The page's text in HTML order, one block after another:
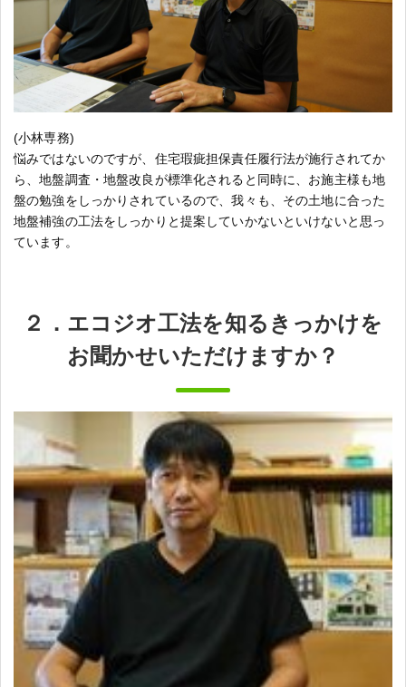
(小林専務)
悩みではないのですが、住宅瑕疵担保責任履行法が施行されてか
ら、地盤調査・地盤改良が標準化されると同時に、お施主様も地
盤の勉強をしっかりされているので、我々も、その土地に合った
地盤補強の工法をしっかりと提案していかないといけないと思っ
ています。
２．エコジオ工法を知るきっかけを
お聞かせいただけますか？